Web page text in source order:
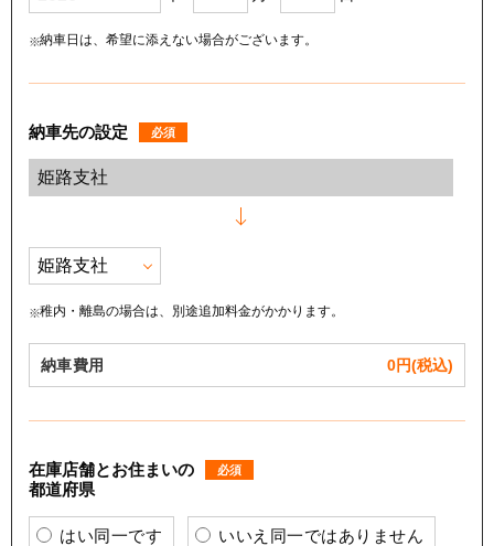
納車日は、希望に添えない場合がございます。
納車先の設定 必須
稚内・離島の場合は、別途追加料金がかかります。
納車費用 0円(税込)
在庫店舗とお住まいの
都道府県
必須
はい同一です いいえ同一ではありません